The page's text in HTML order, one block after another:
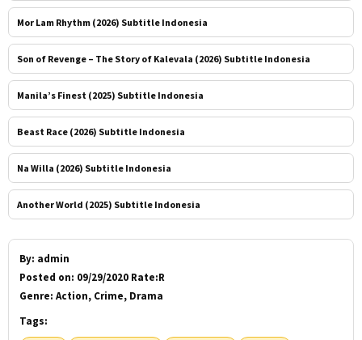
Mor Lam Rhythm (2026) Subtitle Indonesia
Son of Revenge – The Story of Kalevala (2026) Subtitle Indonesia
Manila’s Finest (2025) Subtitle Indonesia
Beast Race (2026) Subtitle Indonesia
Na Willa (2026) Subtitle Indonesia
Another World (2025) Subtitle Indonesia
By: admin
Posted on: 09/29/2020 Rate:R
Genre: Action, Crime, Drama
Tags: